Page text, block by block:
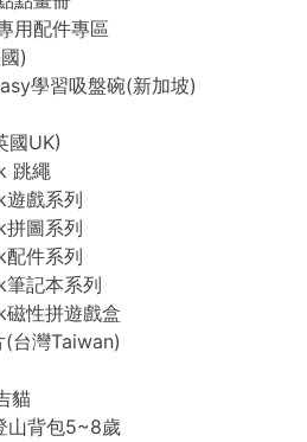
用配件專區
)
學習吸盤碗(新加坡)
國UK)
跳繩
戲系列
圖系列
件系列
記本系列
性拼遊戲盒
(台灣Taiwan)
貓
山背包5~8歲